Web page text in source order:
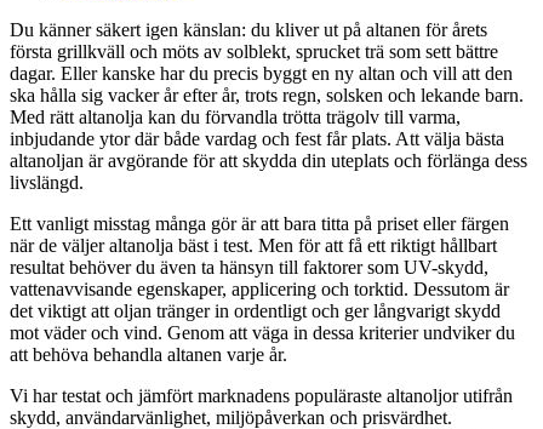
Du känner säkert igen känslan: du kliver ut på altanen för årets
första grillkväll och möts av solblekt, sprucket trä som sett bättre
dagar. Eller kanske har du precis byggt en ny altan och vill att den
ska hålla sig vacker år efter år, trots regn, solsken och lekande barn.
Med rätt altanolja kan du förvandla trötta trägolv till varma,
inbjudande ytor där både vardag och fest får plats. Att välja bästa
altanoljan är avgörande för att skydda din uteplats och förlänga dess
livslängd.
Ett vanligt misstag många gör är att bara titta på priset eller färgen
när de väljer altanolja bäst i test. Men för att få ett riktigt hållbart
resultat behöver du även ta hänsyn till faktorer som UV-skydd,
vattenavvisande egenskaper, applicering och torktid. Dessutom är
det viktigt att oljan tränger in ordentligt och ger långvarigt skydd
mot väder och vind. Genom att väga in dessa kriterier undviker du
att behöva behandla altanen varje år.
Vi har testat och jämfört marknadens populäraste altanoljor utifrån
skydd, användarvänlighet, miljöpåverkan och prisvärdhet.